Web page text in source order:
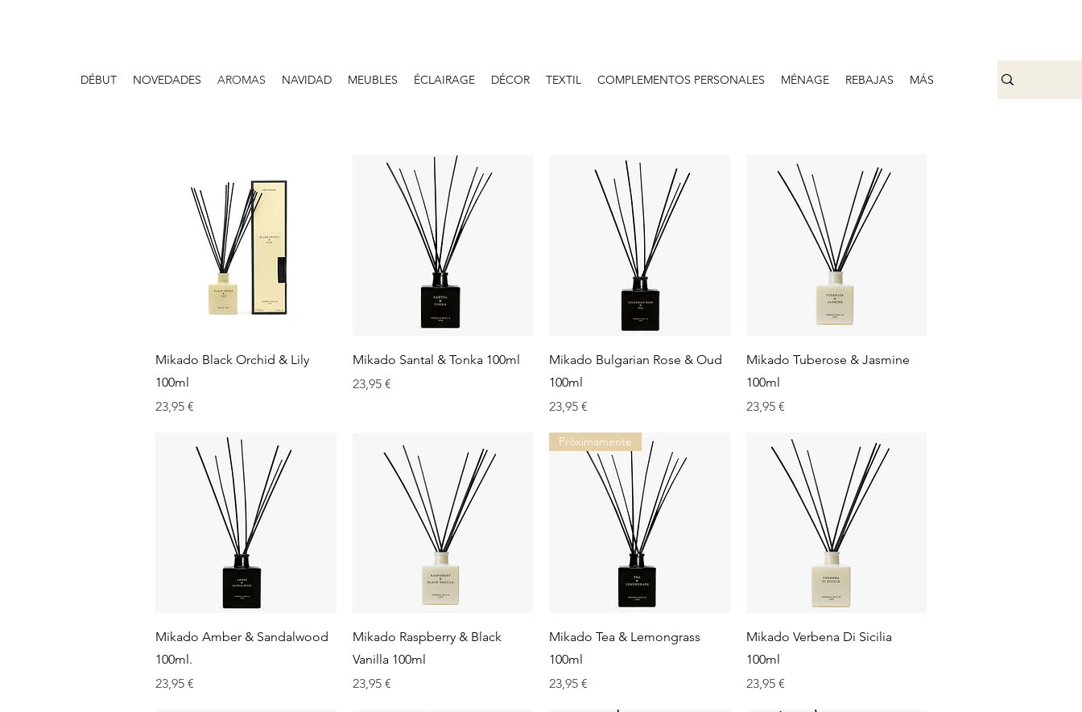
DÉBUT NOVEDADES AROMAS NAVIDAD MEUBLES ÉCLAIRAGE DÉCOR TEXTIL COMPLEMENTOS PERSONALES MÉNAGE REBAJAS MÁS
Aperçu rapide
Mikado Black Orchid & Lily
100ml
Prix
23,95 €
Aperçu rapide
Mikado Santal & Tonka 100ml
Prix
23,95 €
Aperçu rapide
Mikado Bulgarian Rose & Oud
100ml
Prix
23,95 €
Aperçu rapide
Mikado Tuberose & Jasmine
100ml
Prix
23,95 €
Aperçu rapide
Mikado Amber & Sandalwood
100ml.
Prix
23,95 €
Aperçu rapide
Mikado Raspberry & Black
Vanilla 100ml
Prix
23,95 €
Aperçu rapide
Próximamente
Mikado Tea & Lemongrass
100ml
Prix
23,95 €
Aperçu rapide
Mikado Verbena Di Sicilia
100ml
Prix
23,95 €